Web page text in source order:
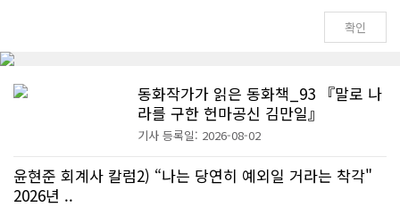
동화작가가 읽은 동화책_93 『말로 나
라를 구한 헌마공신 김만일』
기사 등록일: 2026-08-02
윤현준 회계사 칼럼2) “나는 당연히 예외일 거라는 착각"
2026년 ..